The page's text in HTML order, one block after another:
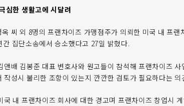
심한 생활고에 시달려
씨 외 8명의 프랜차이즈 가맹점주가 의뢰한 미국 내 프
집단소송에서 승소했다고 27일 밝혔다.
앤배 김봉준 대표 변호사와 원고들이 참석해 프랜차이즈
작성시 불리한 조항이 있는지 깐깐한 검토가 필요하다는 의
국 내 프랜차이즈 회사에 대한 경고며 프랜차이즈 창업시